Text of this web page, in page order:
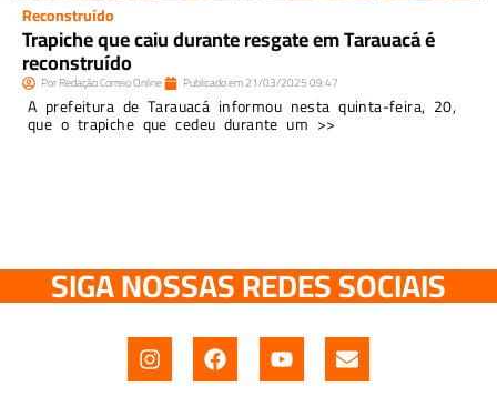
Reconstruído
Trapiche que caiu durante resgate em Tarauacá é
reconstruído
PorRedação Correio Online Publicado em21/03/202509:47
A prefeitura de Tarauacá informou nesta quinta-feira, 20,
que o trapiche que cedeu durante um >>
SIGA NOSSAS REDES SOCIAIS